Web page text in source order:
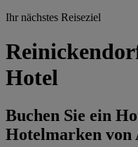
Ihr nächstes Reiseziel
Hotel
Buchen Sie ein
Hotelmarken von